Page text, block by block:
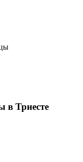
в Триесте